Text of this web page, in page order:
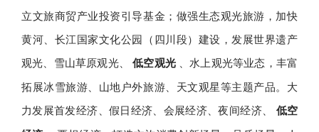
立文旅商贸产业投资引导基金；做强生态观光旅游，加快
黄河、长江国家文化公园（四川段）建设，发展世界遗产
观光、雪山草原观光、低空观光、水上观光等业态，丰富
拓展冰雪旅游、山地户外旅游、天文观星等主题产品。大
力发展首发经济、假日经济、会展经济、夜间经济、 低空